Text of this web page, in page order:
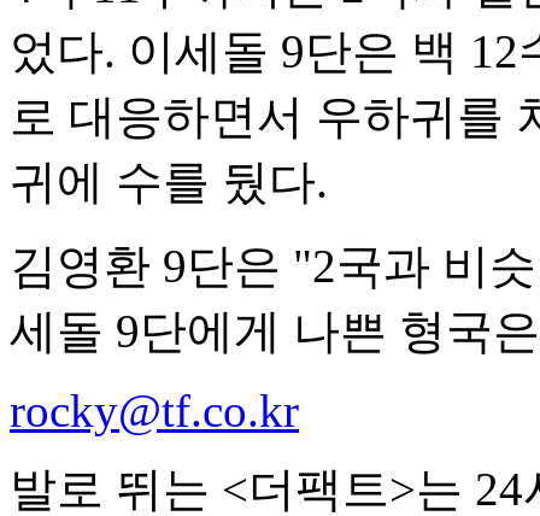
었다. 이세돌 9단은 백
로 대응하면서 우하귀를
귀에 수를 뒀다.
김영환 9단은 "2국과 비
세돌 9단에게 나쁜 형국
rocky@tf.co.kr
발로 뛰는 <더팩트>는